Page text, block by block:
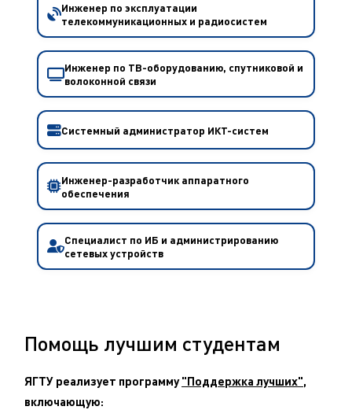
Инженер по эксплуатации
телекоммуникационных и радиосистем
Инженер по ТВ-оборудованию, спутниковой и
волоконной связи
Системный администратор ИКТ-систем
Инженер-разработчик аппаратного
обеспечения
Специалист по ИБ и администрированию
сетевых устройств
Помощь лучшим студентам
ЯГТУ реализует программу"Поддержка лучших",
включающую: